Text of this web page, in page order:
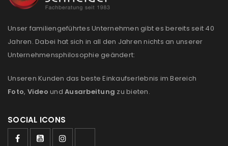
*
Ein Link zum Erstellen eines neuen Passworts wird an
NEWSLETTER ABONNIEREN
Please select all the ways you would like to hear from
us
Unser familiengeführtes Unternehmen gibt es bereits seit 40
Jahren. Dabei hat sich in all den Jahren nichts an unserer
Unternehmensphilosophie geändert:
Unseren Kunden das beste Einkaufserlebnis im Bereich
Foto, Video und Ausarbeitung zu bieten.
SOCIAL ICONS